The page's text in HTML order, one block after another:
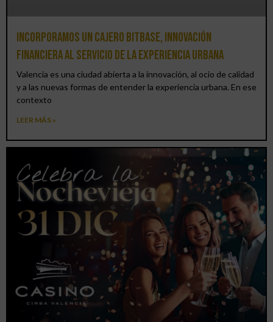
Incorporamos un cajero BitBase, innovación
financiera al servicio de la experiencia urbana
Valencia es una ciudad abierta a la innovación, al ocio de calidad
y a las nuevas formas de entender la experiencia urbana. En ese
contexto
LEER MÁS »